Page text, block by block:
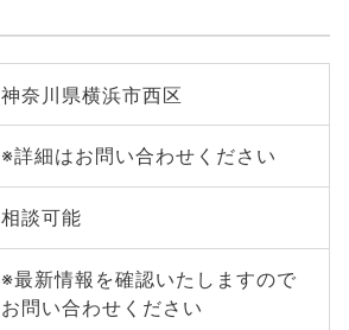
神奈川県横浜市西区
※詳細はお問い合わせください
相談可能
※最新情報を確認いたしますので
お問い合わせください